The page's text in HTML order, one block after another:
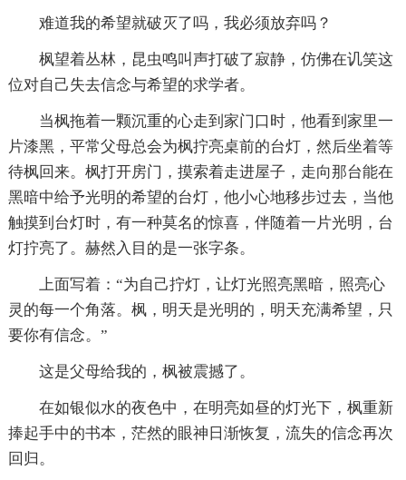
难道我的希望就破灭了吗，我必须放弃吗？
枫望着丛林，昆虫鸣叫声打破了寂静，仿佛在讥笑这
位对自己失去信念与希望的求学者。
当枫拖着一颗沉重的心走到家门口时，他看到家里一
片漆黑，平常父母总会为枫拧亮桌前的台灯，然后坐着等
待枫回来。枫打开房门，摸索着走进屋子，走向那台能在
黑暗中给予光明的希望的台灯，他小心地移步过去，当他
触摸到台灯时，有一种莫名的惊喜，伴随着一片光明，台
灯拧亮了。赫然入目的是一张字条。
上面写着：“为自己拧灯，让灯光照亮黑暗，照亮心
灵的每一个角落。枫，明天是光明的，明天充满希望，只
要你有信念。”
这是父母给我的，枫被震撼了。
在如银似水的夜色中，在明亮如昼的灯光下，枫重新
捧起手中的书本，茫然的眼神日渐恢复，流失的信念再次
回归。